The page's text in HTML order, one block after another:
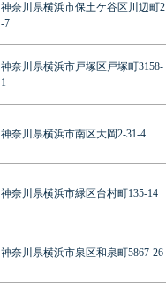
神奈川県横浜市保土ケ谷区川辺町2
-7
神奈川県横浜市戸塚区戸塚町3158-
1
神奈川県横浜市南区大岡2-31-4
神奈川県横浜市緑区台村町135-14
神奈川県横浜市泉区和泉町5867-26